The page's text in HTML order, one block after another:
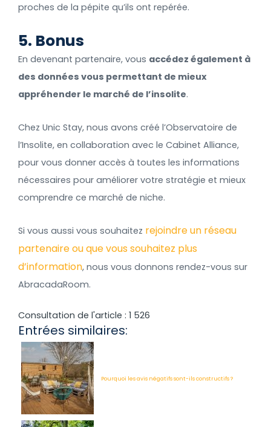
proches de la pépite qu’ils ont repérée.
5. Bonus
En devenant partenaire, vous accédez également à
des données vous permettant de mieux
appréhender le marché de l’insolite.
Chez Unic Stay, nous avons créé l’Observatoire de
l’Insolite, en collaboration avec le Cabinet Alliance,
pour vous donner accès à toutes les informations
nécessaires pour améliorer votre stratégie et mieux
comprendre ce marché de niche.
Si vous aussi vous souhaitez rejoindre un réseau
partenaire ou que vous souhaitez plus
d’information, nous vous donnons rendez-vous sur
AbracadaRoom.
Consultation de l'article : 1 526
Entrées similaires:
Pourquoi les avis négatifs sont-ils constructifs ?